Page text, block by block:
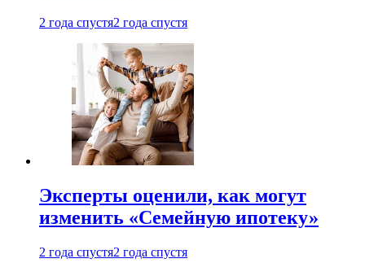
2 года спустя2 года спустя
Эксперты оценили, как могут
изменить «Семейную ипотеку»
2 года спустя2 года спустя